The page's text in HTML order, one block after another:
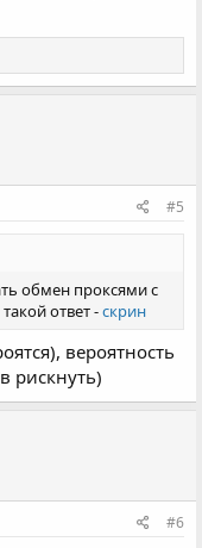
#5
обмен проксями с
ответ -скрин
вероятность
рискнуть)
#6